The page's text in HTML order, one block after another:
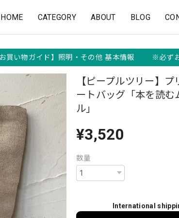
HOME CATEGORY ABOUT BLOG
買い物ガイド】照明・その他 基本情報 ※必ず
【ピープルツリー】
ートバッグ「本を読む
ル」
¥3,520
数量
International